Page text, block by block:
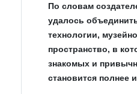
По словам
удалось
технологии,
пространство, в
знакомых и
становится полнее